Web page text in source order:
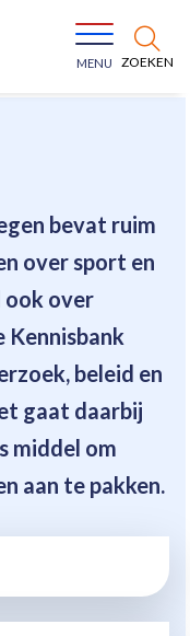
ZOEKEN
MENU
bevat ruim
over sport en
ook over
Kennisbank
beleid en
gaat daarbij
middel om
aan te pakken.